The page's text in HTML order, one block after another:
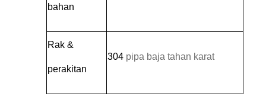
bahan
Rak &
perakitan
304 pipa baja tahan karat